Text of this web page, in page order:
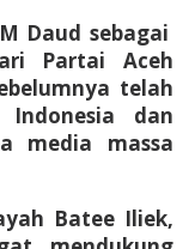
Daud sebagai
Partai Aceh
telah
dan
media massa
Batee Iliek,